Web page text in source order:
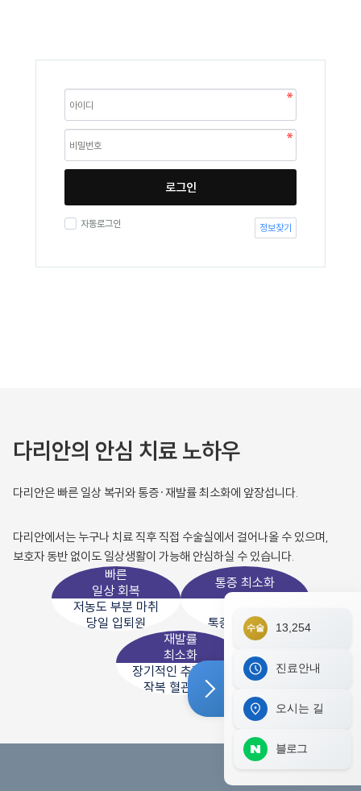
로그인
자동로그인 정보찾기
다리안의 안심 치료 노하우
다리안은 빠른 일상 복귀와 통증·재발률 최소화에 앞장섭니다.
다리안에서는 누구나 치료 직후 직접 수술실에서 걸어나올 수 있으며,
보호자 동반 없이도 일상생활이 가능해 안심하실 수 있습니다.
빠른
일상 회복
저농도 부분 마취
당일 입퇴원
통증 최소화
통증 완화 치료
재발률
최소화
장기적인 추적 관찰
잠복 혈관 치료
수술 13,254
진료안내
오시는 길
블로그